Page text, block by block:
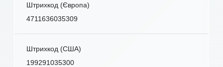
Штрихкод (Європа)
4711636035309
Штрихкод (США)
199291035300